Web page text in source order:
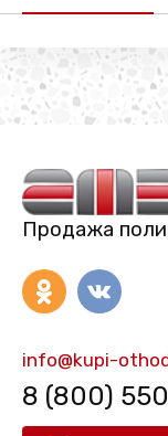
Продажа
info@kupi-
8 (800)